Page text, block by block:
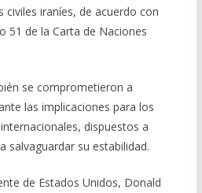
civiles iraníes, de acuerdo con
51 de la Carta de Naciones
se comprometieron a
las implicaciones para los
dispuestos a
salvaguardar su estabilidad.
de Estados Unidos, Donald